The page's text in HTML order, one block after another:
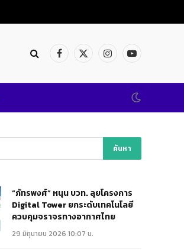
Facebook
X
InstagramYouTube
“ภัทรพงศ์” หนุน บวท. ลุยโครงการ
Digital Tower ยกระดับเทคโนโลยี
ควบคุมจราจรทางอากาศไทย
29 มิถุนายน 2026 10:07 น.